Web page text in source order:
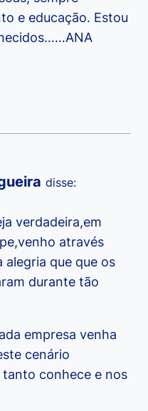
e educação. Estou
disse:
verdadeira,em
através
que que os
durante tão
empresa venha
cenário
conhece e nos